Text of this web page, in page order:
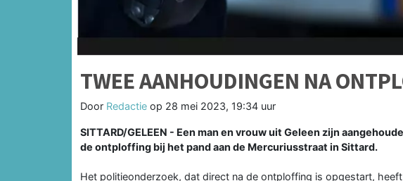
TWEE AANHOUDINGEN NA
Door Redactie op 28 mei 2023, 19:34 uur
SITTARD/GELEEN - Een man en vrouw uit Geleen zijn
de ontploffing bij het pand aan de Mercuriusstraat in Sittard.
Het politieonderzoek, dat direct na de ontploffing is opgestart,